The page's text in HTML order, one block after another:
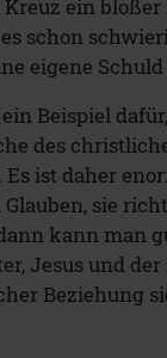
ein
schon
eigene
Beispiel
des
ist daher
sie
kann man
Jesus und
Beziehung